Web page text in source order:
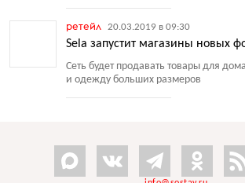
ретейл 20.03.2019 в 09:30
Sela запустит магазины новых
Сеть будет продавать товары для
и одежду больших размеров